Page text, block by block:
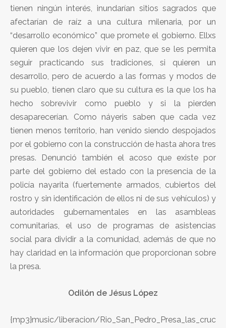
tienen ningún interés, inundarían sitios sagrados que
afectarían de raíz a una cultura milenaria, por un
“desarrollo económico” que promete el gobierno. Ellxs
quieren que los dejen vivir en paz, que se les permita
seguir practicando sus tradiciones, si quieren un
desarrollo, pero de acuerdo a las formas y modos de
su pueblo, tienen claro que su cultura es la que los ha
hecho sobrevivir como pueblo y si la pierden
desaparecerían. Como náyeris saben que cada vez
tienen menos territorio, han venido siendo despojados
por el gobierno con la construcción de hasta ahora tres
presas. Denunció también el acoso que existe por
parte del gobierno del estado con la presencia de la
policía nayarita (fuertemente armados, cubiertos del
rostro y sin identificación de ellos ni de sus vehículos) y
autoridades gubernamentales en las asambleas
comunitarias, el uso de programas de asistencias
social para dividir a la comunidad, además de que no
hay claridad en la información que proporcionan sobre
la presa.
Odilón de Jésus López
{mp3}music/liberacion/Rio_San_Pedro_Presa_las_cruc